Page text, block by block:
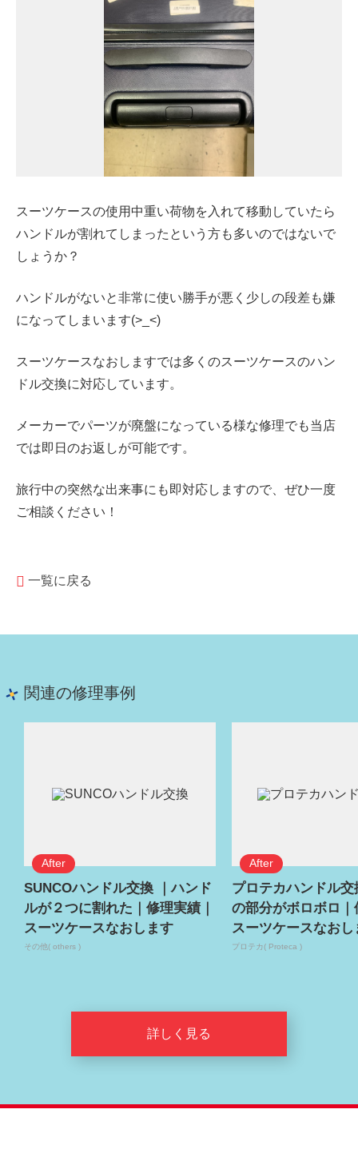
スーツケースの使用中重い荷物を入れて移動していたら
ハンドルが割れてしまったという方も多いのではないで
しょうか？
ハンドルがないと非常に使い勝手が悪く少しの段差も嫌
になってしまいます(>_<)
スーツケースなおしますでは多くのスーツケースのハン
ドル交換に対応しています。
メーカーでパーツが廃盤になっている様な修理でも当店
では即日のお返しが可能です。
旅行中の突然な出来事にも即対応しますので、ぜひ一度
ご相談ください！
一覧に戻る
関連の修理事例
SUNCOハンドル交換 ｜ハンド
ルが２つに割れた｜修理実績｜
スーツケースなおします
その他( others )
プロテカハンドル
の部分がボロボロ｜
スーツケースなおし
プロテカ( Proteca )
詳しく見る